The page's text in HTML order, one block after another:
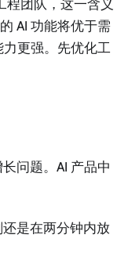
程团队，这一含义
AI 功能将优于需
更强。先优化工
问题。AI 产品中
是在两分钟内放